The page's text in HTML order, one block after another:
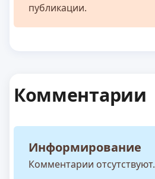
публикации.
Комментарии
Информирование
Комментарии отсутствуют.